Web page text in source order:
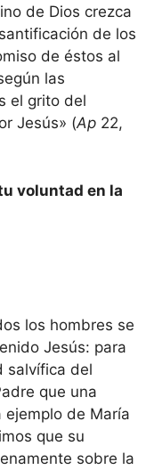
de Dios crezca
de los
de éstos al
las
el grito del
Jesús» (Ap 22,
voluntad en la
los hombres se
Jesús: para
salvífica del
que una
de María
que su
sobre la